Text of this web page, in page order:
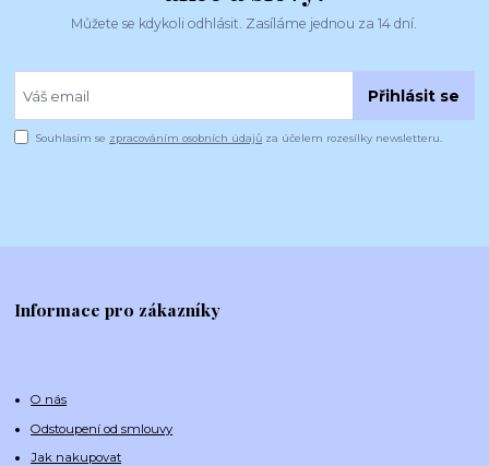
Můžete se kdykoli odhlásit. Zasíláme jednou za 14 dní.
Přihlásit se
Souhlasím se zpracováním osobních údajů za účelem rozesílky newsletteru.
Informace pro zákazníky
O nás
Odstoupení od smlouvy
Jak nakupovat